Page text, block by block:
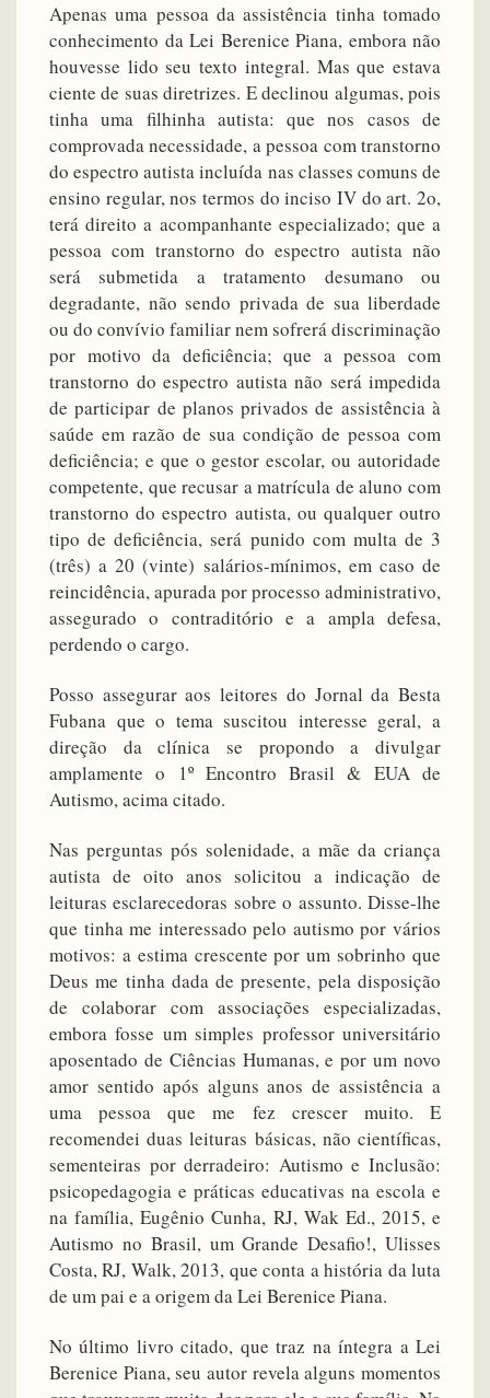
Apenas uma pessoa da assistência tinha tomado
conhecimento da Lei Berenice Piana, embora não
houvesse lido seu texto integral. Mas que estava
ciente de suas diretrizes. E declinou algumas, pois
tinha uma filhinha autista: que nos casos de
comprovada necessidade, a pessoa com transtorno
do espectro autista incluída nas classes comuns de
ensino regular, nos termos do inciso IV do art. 2o,
terá direito a acompanhante especializado; que a
pessoa com transtorno do espectro autista não
será submetida a tratamento desumano ou
degradante, não sendo privada de sua liberdade
ou do convívio familiar nem sofrerá discriminação
por motivo da deficiência; que a pessoa com
transtorno do espectro autista não será impedida
de participar de planos privados de assistência à
saúde em razão de sua condição de pessoa com
deficiência; e que o gestor escolar, ou autoridade
competente, que recusar a matrícula de aluno com
transtorno do espectro autista, ou qualquer outro
tipo de deficiência, será punido com multa de 3
(três) a 20 (vinte) salários-mínimos, em caso de
reincidência, apurada por processo administrativo,
assegurado o contraditório e a ampla defesa,
perdendo o cargo.
Posso assegurar aos leitores do Jornal da Besta
Fubana que o tema suscitou interesse geral, a
direção da clínica se propondo a divulgar
amplamente o 1º Encontro Brasil & EUA de
Autismo, acima citado.
Nas perguntas pós solenidade, a mãe da criança
autista de oito anos solicitou a indicação de
leituras esclarecedoras sobre o assunto. Disse-lhe
que tinha me interessado pelo autismo por vários
motivos: a estima crescente por um sobrinho que
Deus me tinha dada de presente, pela disposição
de colaborar com associações especializadas,
embora fosse um simples professor universitário
aposentado de Ciências Humanas, e por um novo
amor sentido após alguns anos de assistência a
uma pessoa que me fez crescer muito. E
recomendei duas leituras básicas, não científicas,
sementeiras por derradeiro: Autismo e Inclusão:
psicopedagogia e práticas educativas na escola e
na família, Eugênio Cunha, RJ, Wak Ed., 2015, e
Autismo no Brasil, um Grande Desafio!, Ulisses
Costa, RJ, Walk, 2013, que conta a história da luta
de um pai e a origem da Lei Berenice Piana.
No último livro citado, que traz na íntegra a Lei
Berenice Piana, seu autor revela alguns momentos